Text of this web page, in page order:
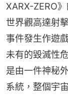
XARX-ZERO
世界觀高達射
事件發生作遊
未有的毀滅性
是由一件神秘
系統，整個宇